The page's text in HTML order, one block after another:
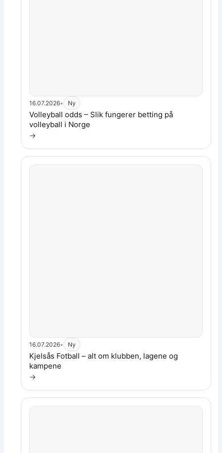
16.07.2026• Ny
Les artikkel:
Volleyball odds – Slik fungerer betting på
volleyball i Norge
→
16.07.2026• Ny
Les artikkel:
Kjelsås Fotball – alt om klubben, lagene og
kampene
→